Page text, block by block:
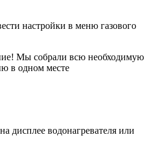
настройки в меню газового
Мы собрали всю необходимую
в одном месте
дисплее водонагревателя или